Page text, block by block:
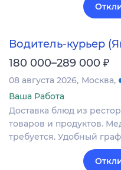
Водитель-курьер
180 000–289 000 ₽
08 августа 2026 Москва
Ваша Работа
Доставка блюд из
товаров и продуктов.
требуется. Удобный